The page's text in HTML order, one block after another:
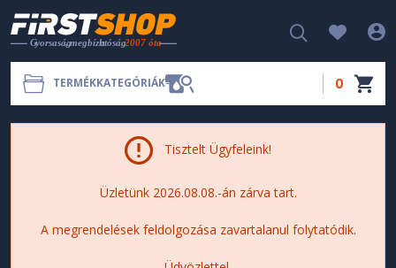
TERMÉKKATEGÓRIÁK 0
Tisztelt Ügyfeleink!
Üzletünk 2026.08.08.-án zárva tart.
A megrendelések feldolgozása zavartalanul folytatódik.